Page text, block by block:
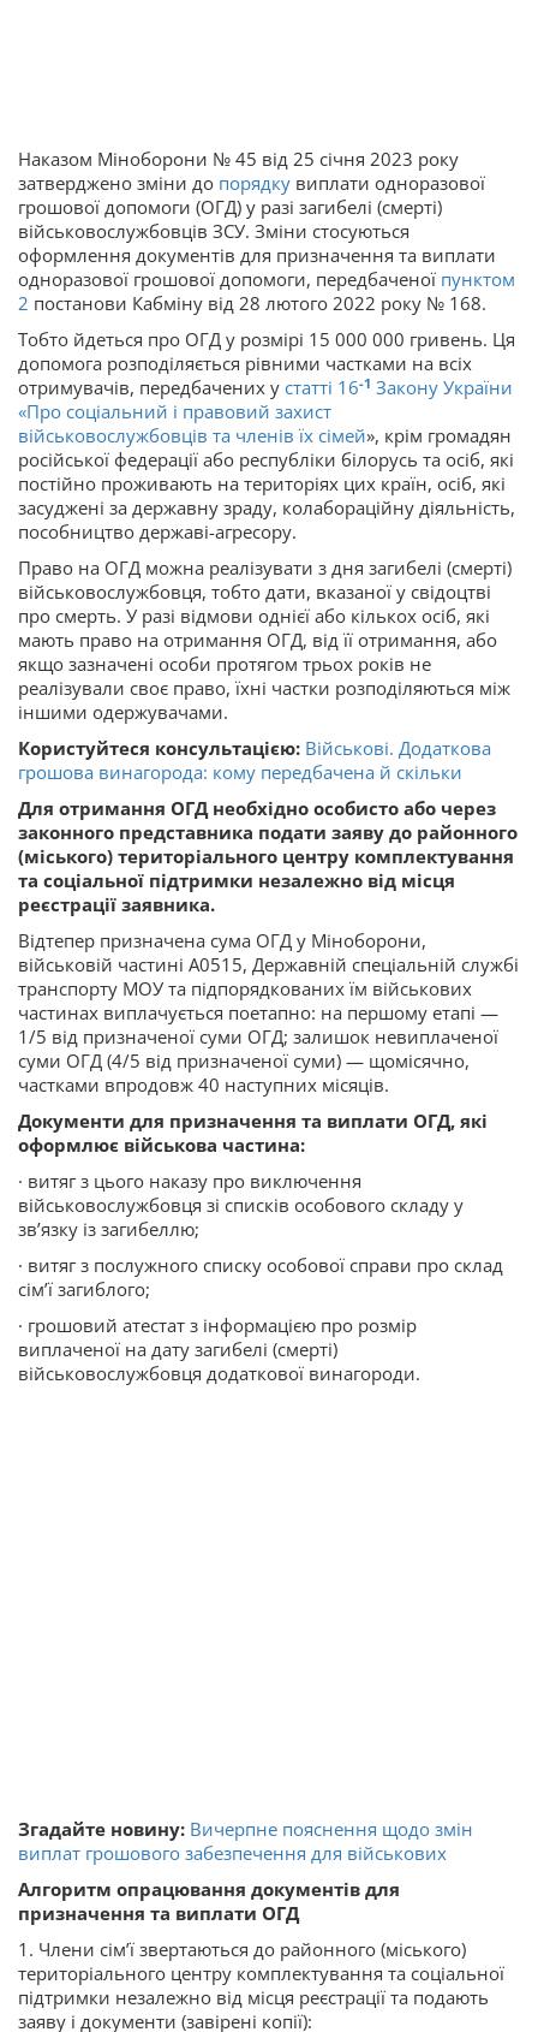
Наказом Міноборони № 45 від 25 січня 2023 року
затверджено зміни до порядку виплати одноразової
грошової допомоги (ОГД) у разі загибелі (смерті)
військовослужбовців ЗСУ. Зміни стосуються
оформлення документів для призначення та виплати
одноразової грошової допомоги, передбаченої пунктом
2 постанови Кабміну від 28 лютого 2022 року № 168.
Тобто йдеться про ОГД у розмірі 15 000 000 гривень. Ця
допомога розподіляється рівними частками на всіх
отримувачів, передбачених у статті 16-1 Закону України
«Про соціальний і правовий захист
військовослужбовців та членів їх сімей», крім громадян
російської федерації або республіки білорусь та осіб, які
постійно проживають на територіях цих країн, осіб, які
засуджені за державну зраду, колабораційну діяльність,
пособництво державі-агресору.
Право на ОГД можна реалізувати з дня загибелі (смерті)
військовослужбовця, тобто дати, вказаної у свідоцтві
про смерть. У разі відмови однієї або кількох осіб, які
мають право на отримання ОГД, від її отримання, або
якщо зазначені особи протягом трьох років не
реалізували своє право, їхні частки розподіляються між
іншими одержувачами.
Користуйтеся консультацією: Військові. Додаткова
грошова винагорода: кому передбачена й скільки
Для отримання ОГД необхідно особисто або через
законного представника подати заяву до районного
(міського) територіального центру комплектування
та соціальної підтримки незалежно від місця
реєстрації заявника.
Відтепер призначена сума ОГД у Міноборони,
військовій частині А0515, Державній спеціальній службі
транспорту МОУ та підпорядкованих їм військових
частинах виплачується поетапно: на першому етапі —
1/5 від призначеної суми ОГД; залишок невиплаченої
суми ОГД (4/5 від призначеної суми) — щомісячно,
частками впродовж 40 наступних місяців.
Документи для призначення та виплати ОГД, які
оформлює військова частина:
· витяг з цього наказу про виключення
військовослужбовця зі списків особового складу у
зв’язку із загибеллю;
· витяг з послужного списку особової справи про склад
сім’ї загиблого;
· грошовий атестат з інформацією про розмір
виплаченої на дату загибелі (смерті)
військовослужбовця додаткової винагороди.
Згадайте новину: Вичерпне пояснення щодо змін
виплат грошового забезпечення для військових
Алгоритм опрацювання документів для
призначення та виплати ОГД
1. Члени сім’ї звертаються до районного (міського)
територіального центру комплектування та соціальної
підтримки незалежно від місця реєстрації та подають
заяву і документи (завірені копії):